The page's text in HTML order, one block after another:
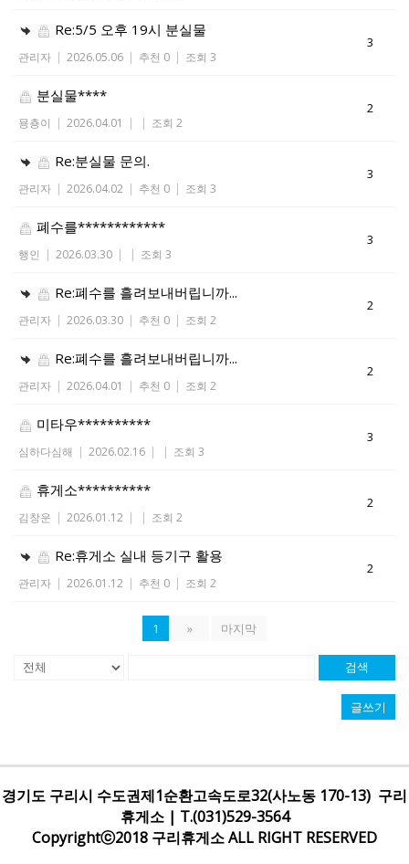
Re:5/5 오후 19시 분실물
관리자 | 2026.05.06 | 추천 0 | 조회 3
3
분실물****
묭춍이 | 2026.04.01 | | 조회 2
2
Re:분실물 문의.
관리자 | 2026.04.02 | 추천 0 | 조회 3
3
폐수를************
행인 | 2026.03.30 | | 조회 3
3
Re:폐수를 흘려보내버립니까...
관리자 | 2026.03.30 | 추천 0 | 조회 2
2
Re:폐수를 흘려보내버립니까...
관리자 | 2026.04.01 | 추천 0 | 조회 2
2
미타우**********
심하다심해 | 2026.02.16 | | 조회 3
3
휴게소**********
김창운 | 2026.01.12 | | 조회 2
2
Re:휴게소 실내 등기구 활용
관리자 | 2026.01.12 | 추천 0 | 조회 2
2
1 » 마지막
검색
글쓰기
경기도 구리시 수도권제1순환고속도로32(사노동 170-13) 구리
휴게소 | T.(031)529-3564
Copyrightⓒ2018 구리휴게소 ALL RIGHT RESERVED